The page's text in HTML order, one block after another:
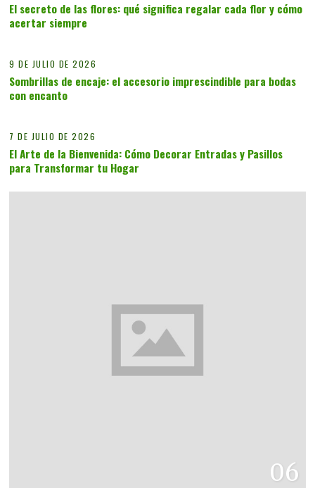
El secreto de las flores: qué significa regalar cada flor y cómo
acertar siempre
9 DE JULIO DE 2026
Sombrillas de encaje: el accesorio imprescindible para bodas
con encanto
7 DE JULIO DE 2026
El Arte de la Bienvenida: Cómo Decorar Entradas y Pasillos
para Transformar tu Hogar
06